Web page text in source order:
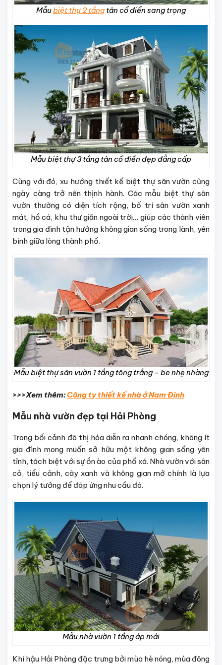
Mẫubiệt thự 2 tầng tân cổ điển sang trọng
Mẫu biệt thự 3 tầng tân cổ điển đẹp đẳng cấp
Cùng với đó, xu hướng thiết kế biệt thự sân vườn cũng
ngày càng trở nên thịnh hành. Các mẫu biệt thự sân
vườn thường có diện tích rộng, bố trí sân vườn xanh
mát, hồ cá, khu thư giãn ngoài trời… giúp các thành viên
trong gia đình tận hưởng không gian sống trong lành, yên
bình giữa lòng thành phố.
Mẫu biệt thự sân vườn 1 tầng tông trắng – be nhẹ nhàng
>>>Xem thêm:Công ty thiết kế nhà ở Nam Định
Mẫu nhà vườn đẹp tại Hải Phòng
Trong bối cảnh đô thị hóa diễn ra nhanh chóng, không ít
gia đình mong muốn sở hữu một không gian sống yên
tĩnh, tách biệt với sự ồn ào của phố xá. Nhà vườn với sân
cỏ, tiểu cảnh, cây xanh và không gian mở chính là lựa
chọn lý tưởng để đáp ứng nhu cầu đó.
Mẫu nhà vườn 1 tầng áp mái
Khí hậu Hải Phòng đặc trưng bởi mùa hè nóng, mùa đông